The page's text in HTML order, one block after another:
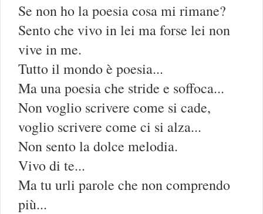
Se non ho la poesia cosa mi rimane?
Sento che vivo in lei ma forse lei non
vive in me.
Tutto il mondo è poesia...
Ma una poesia che stride e soffoca...
Non voglio scrivere come si cade,
voglio scrivere come ci si alza...
Non sento la dolce melodia.
Vivo di te...
Ma tu urli parole che non comprendo
più...